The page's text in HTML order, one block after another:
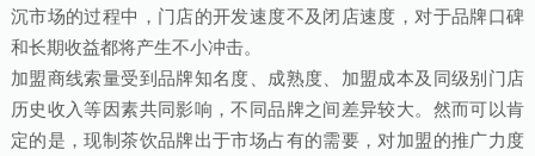
沉市场的过程中，门店的开发速度不及闭店速度，对于品牌口碑
和长期收益都将产生不小冲击。
加盟商线索量受到品牌知名度、成熟度、加盟成本及同级别门店
历史收入等因素共同影响，不同品牌之间差异较大。然而可以肯
定的是，现制茶饮品牌出于市场占有的需要，对加盟的推广力度